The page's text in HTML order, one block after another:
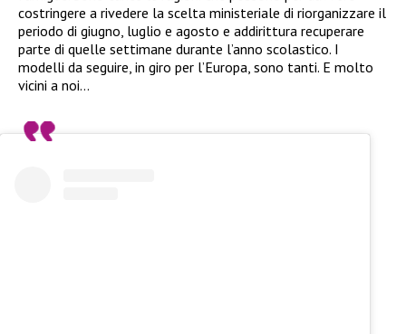
costringere a rivedere la scelta ministeriale di riorganizzare il
periodo di giugno, luglio e agosto e addirittura recuperare
parte di quelle settimane durante l’anno scolastico. I
modelli da seguire, in giro per l’Europa, sono tanti. E molto
vicini a noi…